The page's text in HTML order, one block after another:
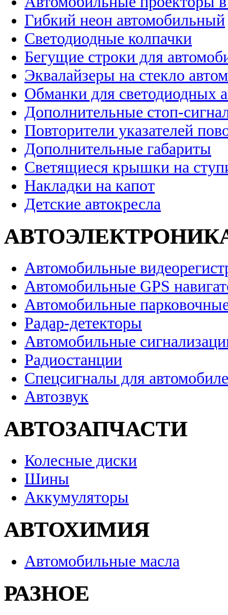
Гибкий неон автомобильный
Светодиодные колпачки
Бегущие строки для
Эквалайзеры на стекло
Обманки для светодиодных
Дополнительные стоп-
Повторители указателей
Дополнительные габариты
Светящиеся крышки на
Накладки на капот
Детские автокресла
Автомобильные
Автомобильные GPS
Автомобильные
Радар-детекторы
Автомобильные
Радиостанции
Спецсигналы для
Автозвук
АВТОЗАПЧАСТИ
Колесные диски
Шины
Аккумуляторы
АВТОХИМИЯ
Автомобильные масла
РАЗНОЕ